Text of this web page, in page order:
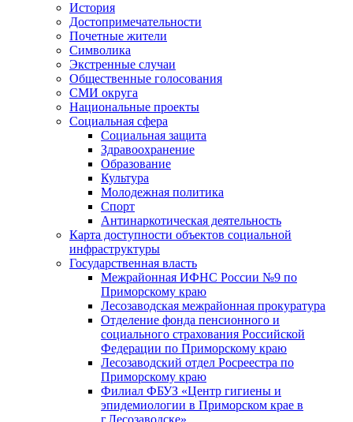
История
Достопримечательности
Почетные жители
Символика
Экстренные случаи
Общественные голосования
СМИ округа
Национальные проекты
Социальная сфера
Социальная защита
Здравоохранение
Образование
Культура
Молодежная политика
Спорт
Антинаркотическая деятельность
Карта доступности объектов социальной
инфраструктуры
Государственная власть
Межрайонная ИФНС России №9 по
Приморскому краю
Лесозаводская межрайонная прокуратура
Отделение фонда пенсионного и
социального страхования Российской
Федерации по Приморскому краю
Лесозаводский отдел Росреестра по
Приморскому краю
Филиал ФБУЗ «Центр гигиены и
эпидемиологии в Приморском крае в